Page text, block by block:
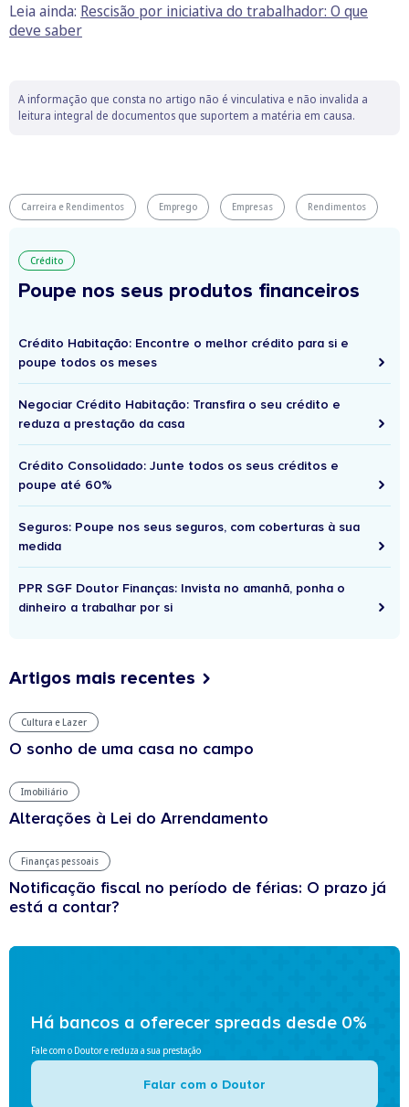
Leia ainda: Rescisão por iniciativa do trabalhador: O que
deve saber
A informação que consta no artigo não é vinculativa e não invalida a
leitura integral de documentos que suportem a matéria em causa.
Carreira e Rendimentos Emprego Empresas Rendimentos
Crédito
Poupe nos seus produtos financeiros
Crédito Habitação: Encontre o melhor crédito para si e
poupe todos os meses
Negociar Crédito Habitação: Transfira o seu crédito e
reduza a prestação da casa
Crédito Consolidado: Junte todos os seus créditos e
poupe até 60%
Seguros: Poupe nos seus seguros, com coberturas à sua
medida
PPR SGF Doutor Finanças: Invista no amanhã, ponha o
dinheiro a trabalhar por si
Artigos mais recentes
Cultura e Lazer
O sonho de uma casa no campo
Imobiliário
Alterações à Lei do Arrendamento
Finanças pessoais
Notificação fiscal no período de férias: O prazo já
está a contar?
Há bancos a oferecer spreads desde 0%
Fale com o Doutor e reduza a sua prestação
Falar com o Doutor